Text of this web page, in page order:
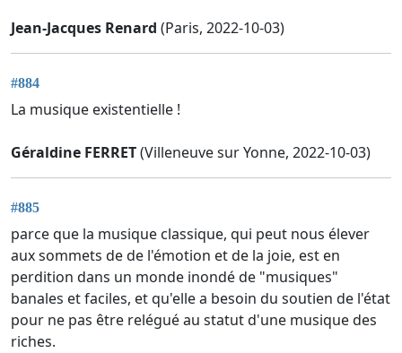
Jean-Jacques Renard (Paris, 2022-10-03)
#884
La musique existentielle !
Géraldine FERRET(Villeneuve sur Yonne, 2022-10-03)
#885
parce que la musique classique, qui peut nous élever
aux sommets de de l'émotion et de la joie, est en
perdition dans un monde inondé de "musiques"
banales et faciles, et qu'elle a besoin du soutien de l'état
pour ne pas être relégué au statut d'une musique des
riches.